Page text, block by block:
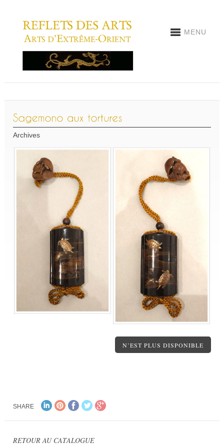
MENU
Archives
N’EST PLUS DISPONIBLE
SHARE
RETOUR AU CATALOGUE